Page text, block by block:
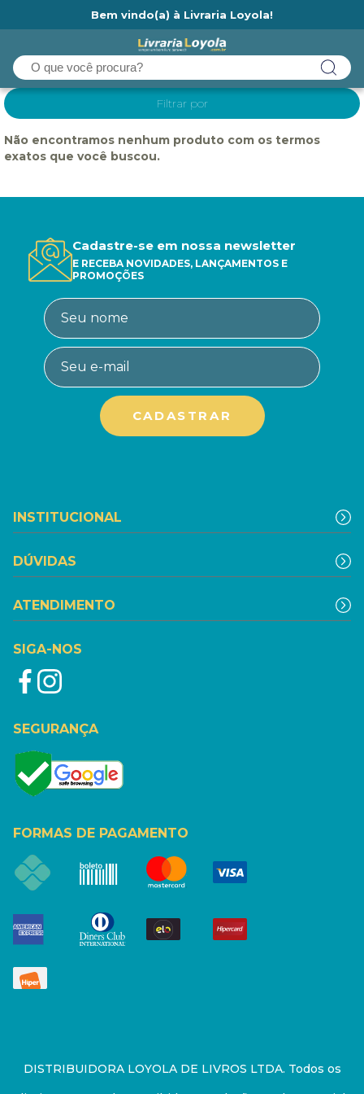
Bem vindo(a) à Livraria Loyola!
Filtrar por
Não encontramos nenhum produto com os termos
exatos que você buscou.
Cadastre-se em nossa newsletter
E RECEBA NOVIDADES, LANÇAMENTOS E
PROMOÇÕES
INSTITUCIONAL
DÚVIDAS
ATENDIMENTO
SIGA-NOS
SEGURANÇA
FORMAS DE PAGAMENTO
DISTRIBUIDORA LOYOLA DE LIVROS LTDA. Todos os